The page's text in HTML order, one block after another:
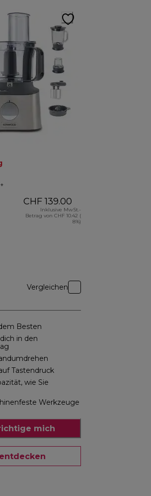
CHF 139.00
Inklusive MwSt.-
Betrag von CHF 10.42 (
8%)
Vergleichen
Besten
in den
Tastendruck
wie Sie
Werkzeuge
mich